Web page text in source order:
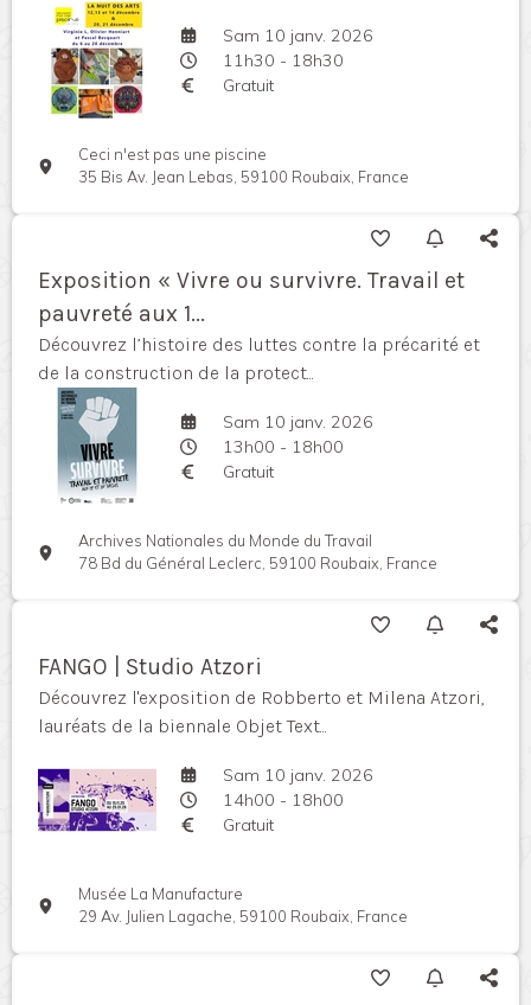
Sam 10 janv. 2026
11h30 - 18h30
Gratuit
Ceci n'est pas une piscine
35 Bis Av. Jean Lebas, 59100 Roubaix, France
Exposition « Vivre ou survivre. Travail et
pauvreté aux 1...
Découvrez l’histoire des luttes contre la précarité et
de la construction de la protect...
Sam 10 janv. 2026
13h00 - 18h00
Gratuit
Archives Nationales du Monde du Travail
78 Bd du Général Leclerc, 59100 Roubaix, France
FANGO | Studio Atzori
Découvrez l'exposition de Robberto et Milena Atzori,
lauréats de la biennale Objet Text...
Sam 10 janv. 2026
14h00 - 18h00
Gratuit
Musée La Manufacture
29 Av. Julien Lagache, 59100 Roubaix, France